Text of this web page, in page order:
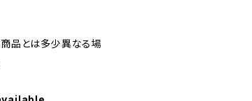
品とは多少異なる場